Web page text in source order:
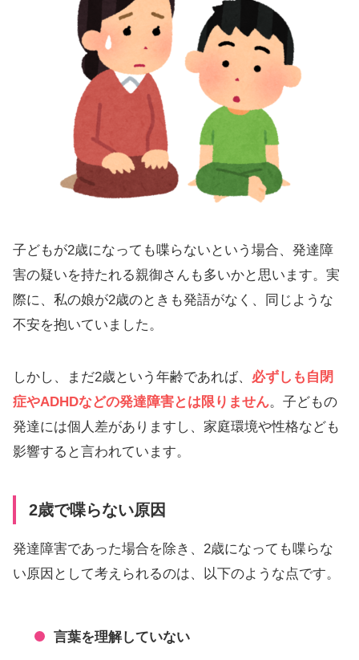
子どもが2歳になっても喋らないという場合、発達障
害の疑いを持たれる親御さんも多いかと思います。実
際に、私の娘が2歳のときも発語がなく、同じような
不安を抱いていました。
しかし、まだ2歳という年齢であれば、 必ずしも自閉
症やADHDなどの発達障害とは限りません。子どもの
発達には個人差がありますし、家庭環境や性格なども
影響すると言われています。
2歳で喋らない原因
発達障害であった場合を除き、2歳になっても喋らな
い原因として考えられるのは、以下のような点です。
言葉を理解していない